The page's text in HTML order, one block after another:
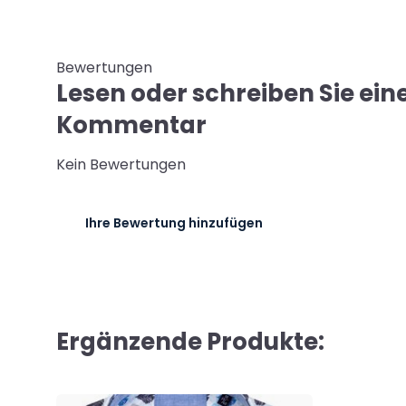
Bewertungen
Lesen oder schreiben Sie
Kommentar
Kein Bewertungen
Ihre Bewertung hinzufügen
Ergänzende Produkte: